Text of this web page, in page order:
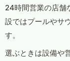
24時間営業の店舗
設ではプールやサ
す。
選ぶときは設備や